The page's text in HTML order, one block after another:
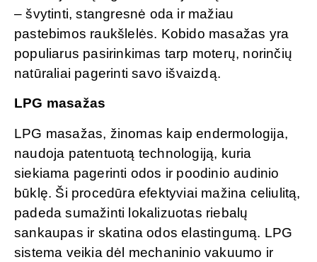
– švytinti, stangresnė oda ir mažiau
pastebimos raukšlelės. Kobido masažas yra
populiarus pasirinkimas tarp moterų, norinčių
natūraliai pagerinti savo išvaizdą.
LPG masažas
LPG masažas, žinomas kaip endermologija,
naudoja patentuotą technologiją, kuria
siekiama pagerinti odos ir poodinio audinio
būklę. Ši procedūra efektyviai mažina celiulitą,
padeda sumažinti lokalizuotas riebalų
sankaupas ir skatina odos elastingumą. LPG
sistema veikia dėl mechaninio vakuumo ir